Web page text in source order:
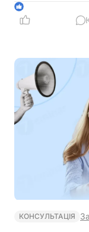
документи,
кредити,
1
КОНСУЛЬТАЦІЯ